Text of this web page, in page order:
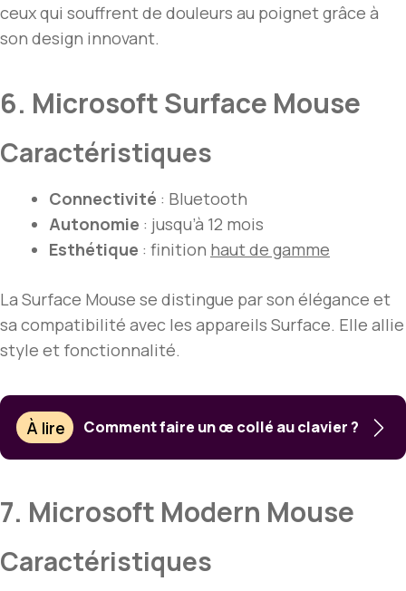
ceux qui souffrent de douleurs au poignet grâce à
son design innovant.
6. Microsoft Surface Mouse
Caractéristiques
Connectivité : Bluetooth
Autonomie : jusqu’à 12 mois
Esthétique : finition haut de gamme
La Surface Mouse se distingue par son élégance et
sa compatibilité avec les appareils Surface. Elle allie
style et fonctionnalité.
À lire Comment faire un œ collé au clavier ?
7. Microsoft Modern Mouse
Caractéristiques